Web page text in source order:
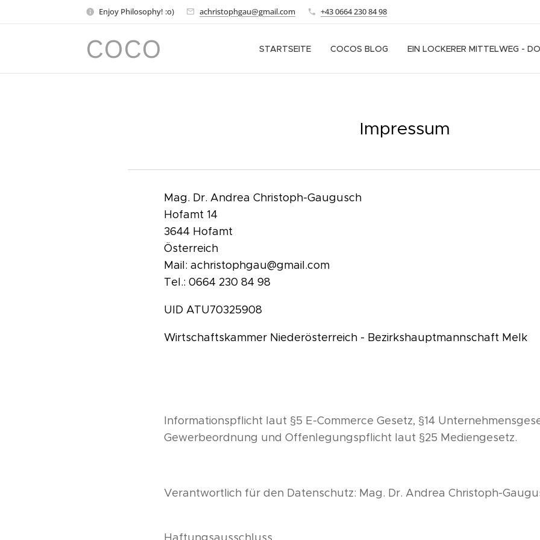
Enjoy Philosophy! :o) achristophgau@gmail.com +43 0664 230 84 98
COCO STARTSEITE COCOS BLOG EIN LOCKERER MITTELWEG -
Impressum
Mag. Dr. Andrea Christoph-Gaugusch
Hofamt 14
3644 Hofamt
Österreich
Mail: achristophgau@gmail.com
Tel.: 0664 230 84 98
UID ATU70325908
Wirtschaftskammer Niederösterreich - Bezirkshauptmannschaft Melk
Informationspflicht laut §5 E-Commerce Gesetz, §14
Gewerbeordnung und Offenlegungspflicht laut §25 Mediengesetz.
Verantwortlich für den Datenschutz: Mag. Dr. Andrea Christoph-